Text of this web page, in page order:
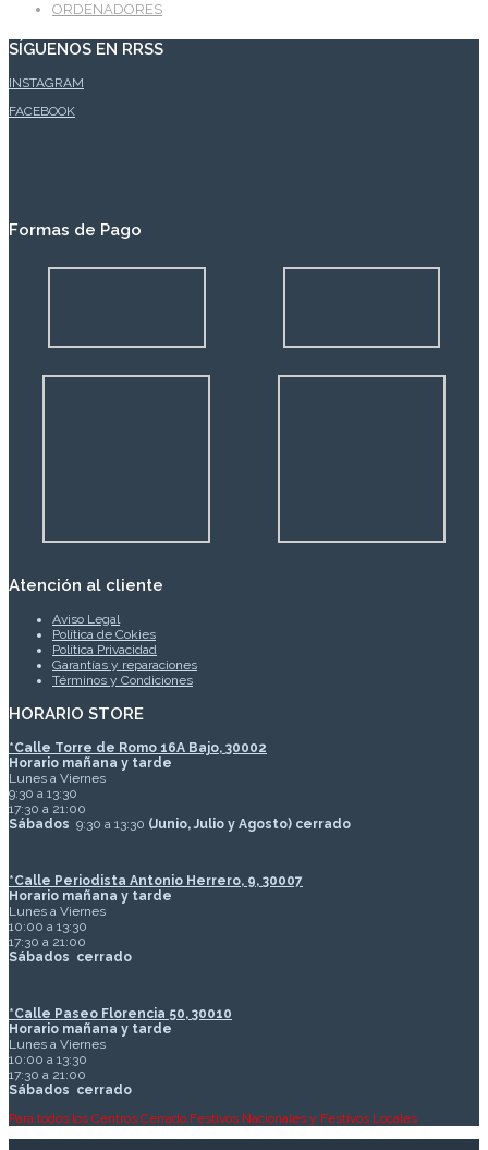
ORDENADORES
SÍGUENOS EN RRSS
INSTAGRAM
FACEBOOK
Formas de Pago
Atención al cliente
Aviso Legal
Política de Cokies
Política Privacidad
Garantías y reparaciones
Términos y Condiciones
HORARIO STORE
*Calle Torre de Romo 16A Bajo, 30002
Horario mañana y tarde
Lunes a Viernes
9:30 a 13:30
17:30 a 21:00
Sábados 9:30 a 13:30 (Junio, Julio y Agosto) cerrado
*Calle Periodista Antonio Herrero, 9, 30007
Horario mañana y tarde
Lunes a Viernes
10:00 a 13:30
17:30 a 21:00
Sábados cerrado
*Calle Paseo Florencia 50, 30010
Horario mañana y tarde
Lunes a Viernes
10:00 a 13:30
17:30 a 21:00
Sábados cerrado
Para todos los Centros Cerrado Festivos Nacionales y Festivos Locales